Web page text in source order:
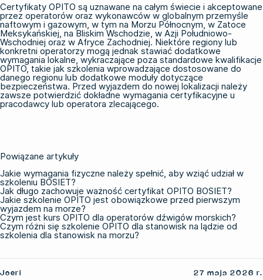
Certyfikaty OPITO są uznawane na całym świecie i akceptowane
przez operatorów oraz wykonawców w globalnym przemyśle
naftowym i gazowym, w tym na Morzu Północnym, w Zatoce
Meksykańskiej, na Bliskim Wschodzie, w Azji Południowo-
Wschodniej oraz w Afryce Zachodniej. Niektóre regiony lub
konkretni operatorzy mogą jednak stawiać dodatkowe
wymagania lokalne, wykraczające poza standardowe kwalifikacje
OPITO, takie jak szkolenia wprowadzające dostosowane do
danego regionu lub dodatkowe moduły dotyczące
bezpieczeństwa. Przed wyjazdem do nowej lokalizacji należy
zawsze potwierdzić dokładne wymagania certyfikacyjne u
pracodawcy lub operatora zlecającego.
Powiązane artykuły
Jakie wymagania fizyczne należy spełnić, aby wziąć udział w
szkoleniu BOSIET?
Jak długo zachowuje ważność certyfikat OPITO BOSIET?
Jakie szkolenie OPITO jest obowiązkowe przed pierwszym
wyjazdem na morze?
Czym jest kurs OPITO dla operatorów dźwigów morskich?
Czym różni się szkolenie OPITO dla stanowisk na lądzie od
szkolenia dla stanowisk na morzu?
Joeri 27 maja 2026 r.